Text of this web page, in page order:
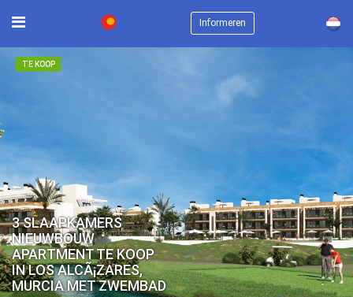
Informeren ×
TE KOOP
3 SLAAPKAMERS
NIEUWBOUW
APARTMENT TE KOOP
IN LOS ALCÃ¡ZARES,
MURCIA MET ZWEMBAD